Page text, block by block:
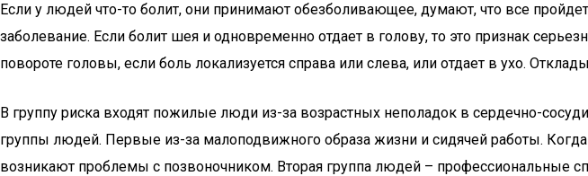
Если у людей что-то болит, они принимают обезболивающее, думают, что все
заболевание. Если болит шея и одновременно отдает в голову, то это признак
повороте головы, если боль локализуется справа или слева, или отдает в ухо.
В группу риска входят пожилые люди из-за возрастных неполадок в сердечно-
группы людей. Первые из-за малоподвижного образа жизни и сидячей работы.
возникают проблемы с позвоночником. Вторая группа людей – профессиональные